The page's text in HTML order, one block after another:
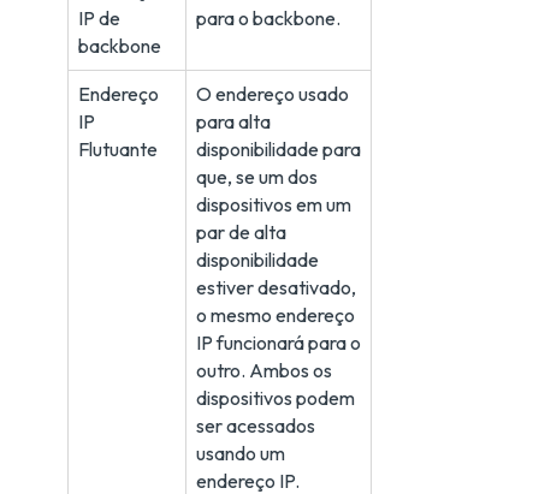
IP de
backbone
para o backbone.
Endereço
IP
Flutuante
O endereço usado
para alta
disponibilidade para
que, se um dos
dispositivos em um
par de alta
disponibilidade
estiver desativado,
o mesmo endereço
IP funcionará para o
outro. Ambos os
dispositivos podem
ser acessados
usando um
endereço IP.